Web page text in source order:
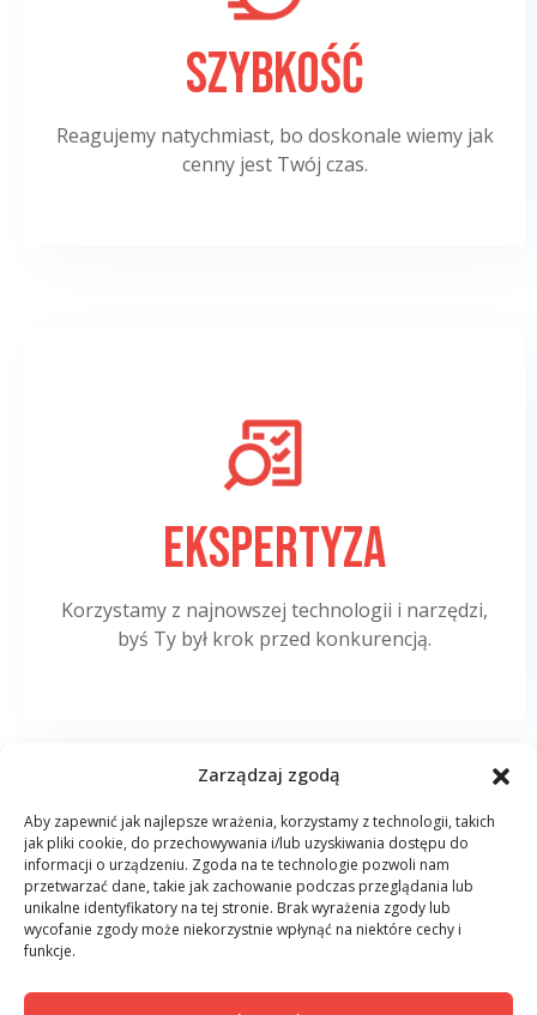
Zarządzaj zgodą
Aby zapewnić jak najlepsze wrażenia, korzystamy z technologii, takich
jak pliki cookie, do przechowywania i/lub uzyskiwania dostępu do
informacji o urządzeniu. Zgoda na te technologie pozwoli nam
przetwarzać dane, takie jak zachowanie podczas przeglądania lub
unikalne identyfikatory na tej stronie. Brak wyrażenia zgody lub
wycofanie zgody może niekorzystnie wpłynąć na niektóre cechy i
funkcje.
Szybkość
Reagujemy natychmiast, bo doskonale wiemy jak
cenny jest Twój czas.
Ekspertyza
Korzystamy z najnowszej technologii i narzędzi,
byś Ty był krok przed konkurencją.
Outsourcing IT Cybersecurity AI Kontakt